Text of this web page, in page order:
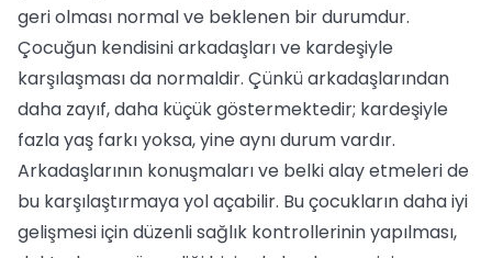
geri olması normal ve beklenen bir durumdur.
Çocuğun kendisini arkadaşları ve kardeşiyle
karşılaşması da normaldir. Çünkü arkadaşlarından
daha zayıf, daha küçük göstermektedir; kardeşiyle
fazla yaş farkı yoksa, yine aynı durum vardır.
Arkadaşlarının konuşmaları ve belki alay etmeleri de
bu karşılaştırmaya yol açabilir. Bu çocukların daha iyi
gelişmesi için düzenli sağlık kontrollerinin yapılması,